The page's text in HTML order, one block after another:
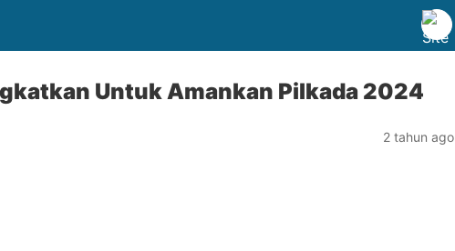
Untuk Amankan Pilkada 2024
2 tahun ago